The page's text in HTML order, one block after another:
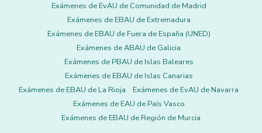
Exámenes de EvAU de Comunidad de Madrid
Exámenes de EBAU de Extremadura
Exámenes de EBAU de Fuera de España (UNED)
Exámenes de ABAU de Galicia
Exámenes de PBAU de Islas Baleares
Exámenes de EBAU de Islas Canarias
Exámenes de EBAU de La Rioja
Exámenes de EvAU de Navarra
Exámenes de EAU de País Vasco
Exámenes de EBAU de Región de Murcia